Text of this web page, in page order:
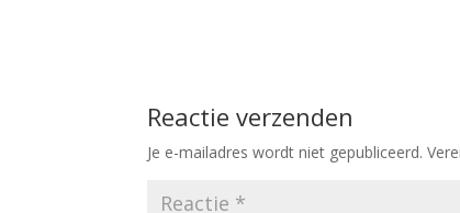
Reactie verzenden
Je e-mailadres wordt niet gepubliceerd.